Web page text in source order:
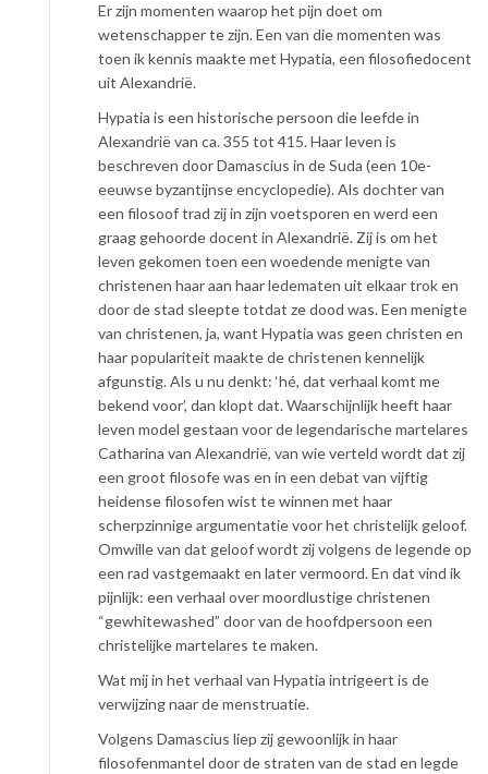
Er zijn momenten waarop het pijn doet om
wetenschapper te zijn. Een van die momenten was
toen ik kennis maakte met Hypatia, een filosofiedocent
uit Alexandrië.
Hypatia is een historische persoon die leefde in
Alexandrië van ca. 355 tot 415. Haar leven is
beschreven door Damascius in de Suda (een 10e-
eeuwse byzantijnse encyclopedie). Als dochter van
een filosoof trad zij in zijn voetsporen en werd een
graag gehoorde docent in Alexandrië. Zij is om het
leven gekomen toen een woedende menigte van
christenen haar aan haar ledematen uit elkaar trok en
door de stad sleepte totdat ze dood was. Een menigte
van christenen, ja, want Hypatia was geen christen en
haar populariteit maakte de christenen kennelijk
afgunstig. Als u nu denkt: ‘hé, dat verhaal komt me
bekend voor’, dan klopt dat. Waarschijnlijk heeft haar
leven model gestaan voor de legendarische martelares
Catharina van Alexandrië, van wie verteld wordt dat zij
een groot filosofe was en in een debat van vijftig
heidense filosofen wist te winnen met haar
scherpzinnige argumentatie voor het christelijk geloof.
Omwille van dat geloof wordt zij volgens de legende op
een rad vastgemaakt en later vermoord. En dat vind ik
pijnlijk: een verhaal over moordlustige christenen
“gewhitewashed” door van de hoofdpersoon een
christelijke martelares te maken.
Wat mij in het verhaal van Hypatia intrigeert is de
verwijzing naar de menstruatie.
Volgens Damascius liep zij gewoonlijk in haar
filosofenmantel door de straten van de stad en legde